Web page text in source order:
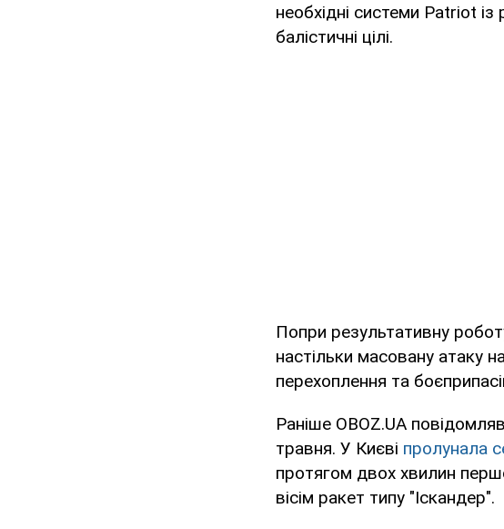
необхідні системи Patriot
балістичні цілі.
Попри результативну
настільки масовану атаку
перехоплення та
Раніше OBOZ.UA
травня. У Києві пролунала
протягом двох хвилин
вісім ракет типу "Іскандер".